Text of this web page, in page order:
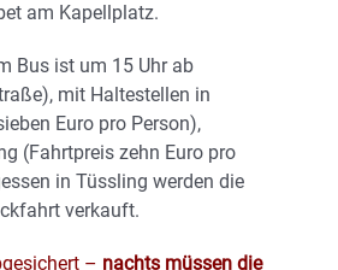
am Kapellplatz.
Bus ist um 15 Uhr ab
mit Haltestellen in
Euro pro Person),
(Fahrtpreis zehn Euro pro
in Tüssling werden die
verkauft.
– nachts müssen die